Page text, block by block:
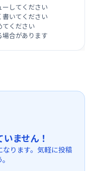
ません！
ります。気軽に投稿
ーしてください
書いてください
てください
場合があります